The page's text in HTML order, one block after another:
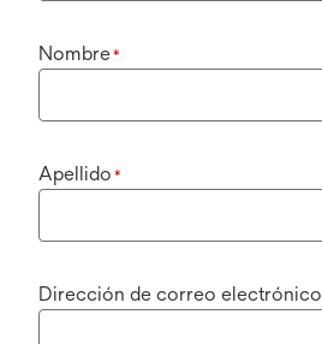
Nombre*
Apellido *
Dirección de correo electrónico